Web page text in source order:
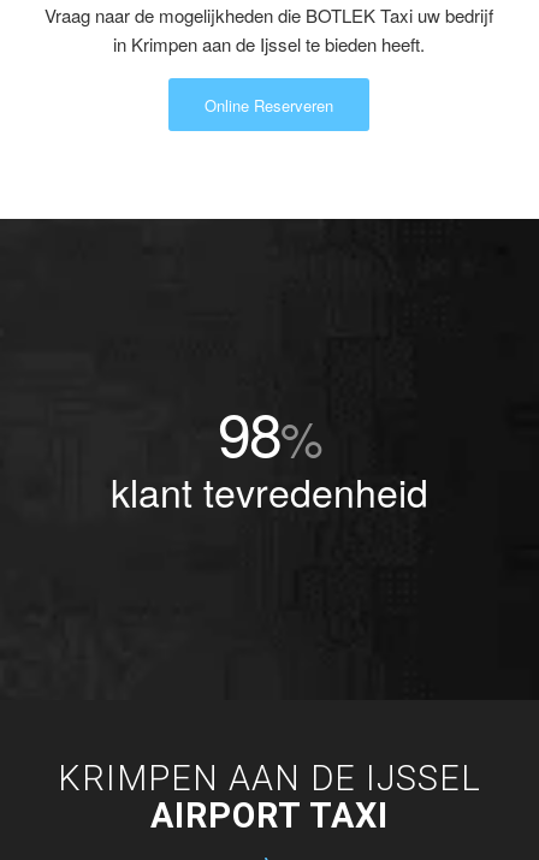
Vraag naar de mogelijkheden die BOTLEK Taxi uw bedrijf
in Krimpen aan de Ijssel te bieden heeft.
Online Reserveren
98%
klant tevredenheid
KRIMPEN AAN DE IJSSEL
AIRPORT TAXI